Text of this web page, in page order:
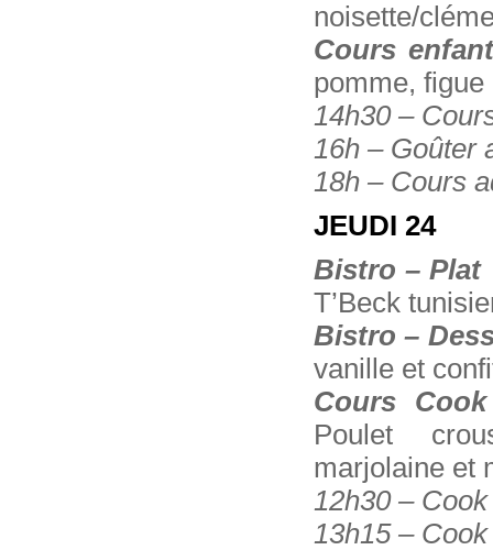
noisette/
Cours
pomme, figue
14h30 –
16h – Goûter
18h – Cours
JEUDI 24
Bistro – Plat
T’Beck
Bistro –
vanille et
Cours
Poulet
marjolaine et
12h30 –
13h15 –